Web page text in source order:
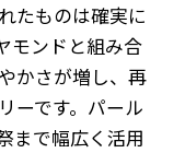
たものは確実に
モンドと組み合
かさが増し、再
ーです。パール
まで幅広く活用